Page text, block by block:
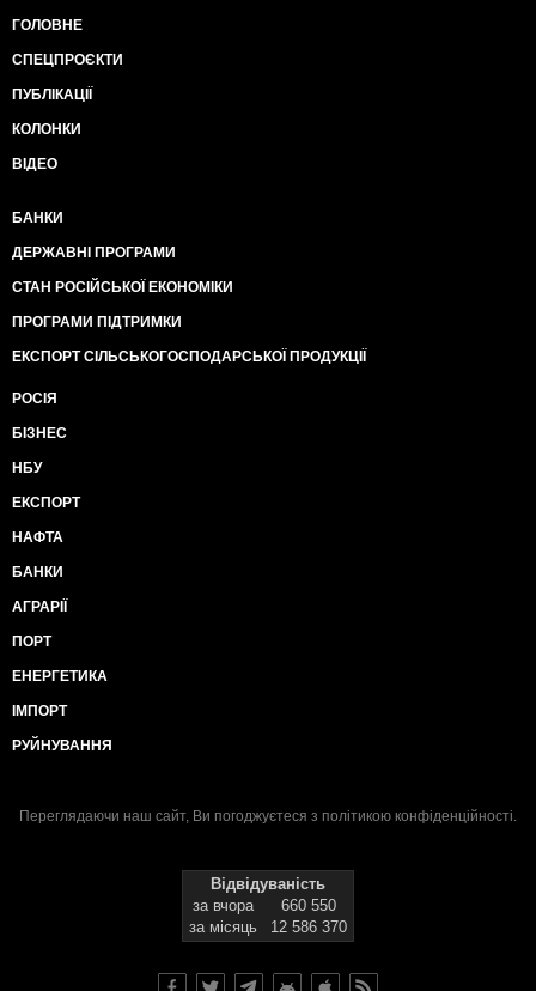
ГОЛОВНЕ
СПЕЦПРОЄКТИ
ПУБЛІКАЦІЇ
КОЛОНКИ
ВІДЕО
БАНКИ
ДЕРЖАВНІ ПРОГРАМИ
СТАН РОСІЙСЬКОЇ ЕКОНОМІКИ
ПРОГРАМИ ПІДТРИМКИ
ЕКСПОРТ СІЛЬСЬКОГОСПОДАРСЬКОЇ ПРОДУКЦІЇ
РОСІЯ
БІЗНЕС
НБУ
ЕКСПОРТ
НАФТА
БАНКИ
АГРАРІЇ
ПОРТ
ЕНЕРГЕТИКА
ІМПОРТ
РУЙНУВАННЯ
Переглядаючи наш сайт, Ви погоджуєтеся з політикою конфіденційності.
Відвідуваність
за вчора
660 550
за місяць
12 586 370